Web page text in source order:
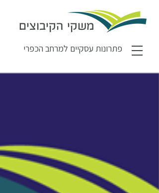
משקי הקיבוצים
פתרונות עסקיים למרחב הכפרי